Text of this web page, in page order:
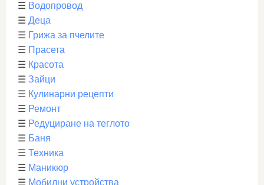
☰ Водопровод
☰ Деца
☰ Грижа за пчелите
☰ Прасета
☰ Красота
☰ Зайци
☰ Кулинарни рецепти
☰ Ремонт
☰ Редуциране на теглото
☰ Баня
☰ Техника
☰ Маникюр
☰ Мобилни устройства